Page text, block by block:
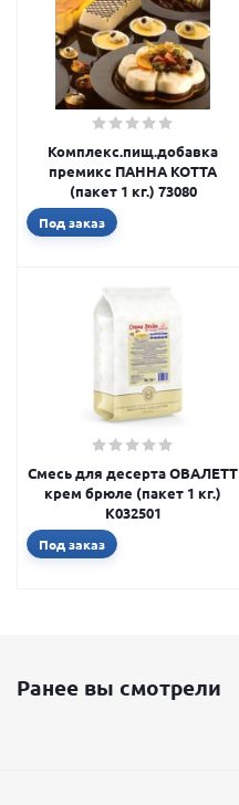
Комплекс.пищ.добавка
премикс ПАННА КОТТА
(пакет 1 кг.) 73080
Под заказ
Смесь для десерта ОВАЛЕТТ
крем брюле (пакет 1 кг.)
K032501
Под заказ
Ранее вы смотрели